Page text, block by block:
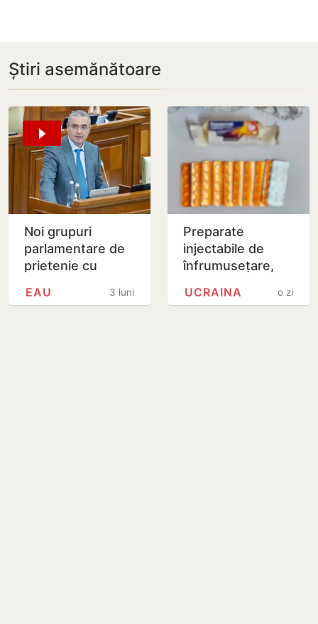
Știri asemănătoare
Noi grupuri
parlamentare de
prietenie cu
Unite și Arabia3 luni
EAU
Preparate
injectabile de
înfrumusețare,
colet poștal,
o zi
UCRAINA